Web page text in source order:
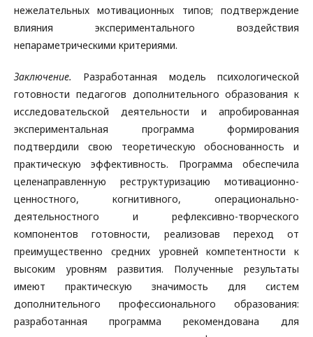
нежелательных мотивационных типов; подтверждение
влияния экспериментального воздействия
непараметрическими критериями.
Заключение. Разработанная модель психологической
готовности педагогов дополнительного образования к
исследовательской деятельности и апробированная
экспериментальная программа формирования
подтвердили свою теоретическую обоснованность и
практическую эффективность. Программа обеспечила
целенаправленную реструктуризацию мотивационно-
ценностного, когнитивного, операционально-
деятельностного и рефлексивно-творческого
компонентов готовности, реализовав переход от
преимущественно средних уровней компетентности к
высоким уровням развития. Полученные результаты
имеют практическую значимость для систем
дополнительного профессионального образования:
разработанная программа рекомендована для